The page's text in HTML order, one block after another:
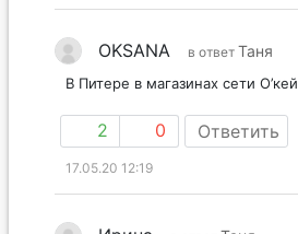
OKSANA в ответ Таня
В Питере в магазинах сети О’кей
2 0 Ответить
17.05.20 12:19